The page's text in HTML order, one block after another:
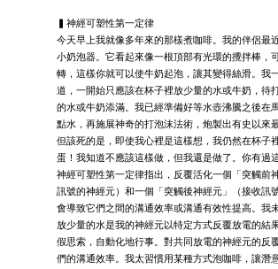
▍神經可塑性第一定律
今天早上我就像多年來的那樣煮咖啡。我的伴侶最
小奶泡器。它看起來像一根頂部有光環的攪拌棒，
轉，這樣你就可以使牛奶起泡，讓其變得絲滑。我
道，一開始只應該在杯子裡放少量的水或牛奶，待
的水或牛奶添滿。我已經準備好等水壺沸騰之後在
點水，再施展神奇的打泡沫法術，炮製出有史以來
但該死的是，即使我心裡是這樣想，我仍然在杯子
蛋！我知道不應該這樣做，但我還是做了。你有過
神經可塑性第一定律指出，反覆活化一個「突觸前
訊號的神經元）和一個「突觸後神經元」（接收訊
會導致它們之間的溝通效率或溝通有效性提高。我
放少量的水是我的神經元以特定方式反覆放電的結
假思索，自動化地行事。對共同放電的神經元的反
們的溝通效率。我太習慣用某種方式泡咖啡，讓潛